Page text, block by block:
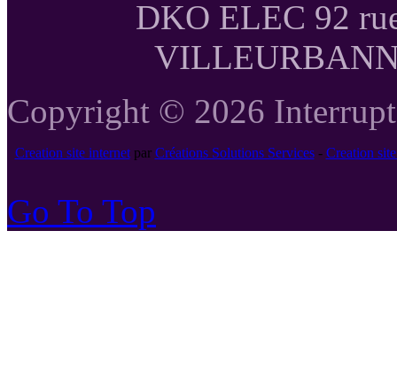
DKO ELEC 92
Copyright © 2026
Creation site internetpar Créations Solutions Services- Creation
Go To Top